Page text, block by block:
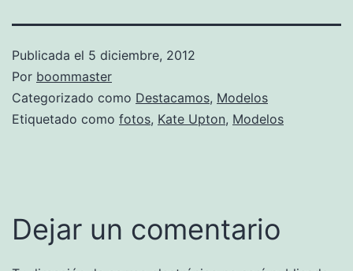
Publicada el 5 diciembre, 2012
Por boommaster
Categorizado como Destacamos, Modelos
Etiquetado como fotos, Kate Upton, Modelos
Dejar un comentario